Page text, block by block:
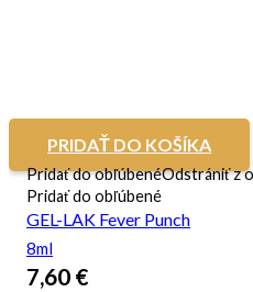
PRIDAŤ DO KOŠÍKA
Pridať do obľúbenéOdstrániť z
Pridať do obľúbené
GEL-LAK Fever Punch
8ml
7,60 €